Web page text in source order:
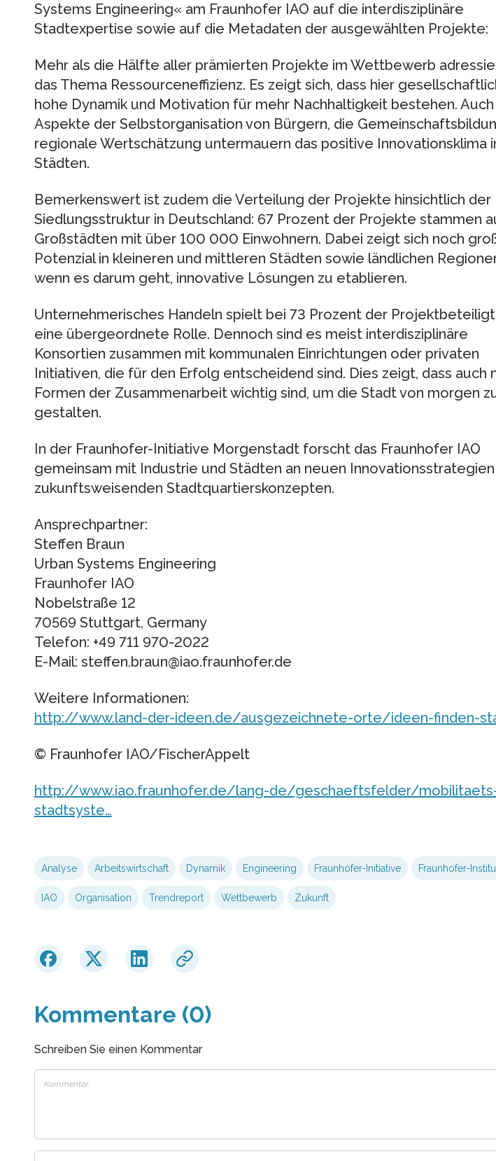
Systems Engineering« am Fraunhofer IAO auf die interdisziplinäre
Stadtexpertise sowie auf die Metadaten der ausgewählten Projekte:
Mehr als die Hälfte aller prämierten Projekte im Wettbewerb
das Thema Ressourceneffizienz. Es zeigt sich, dass hier
hohe Dynamik und Motivation für mehr Nachhaltigkeit bestehen. Auch
Aspekte der Selbstorganisation von Bürgern, die
regionale Wertschätzung untermauern das positive Innovationsklima
Städten.
Bemerkenswert ist zudem die Verteilung der Projekte hinsichtlich der
Siedlungsstruktur in Deutschland: 67 Prozent der Projekte stammen
Großstädten mit über 100 000 Einwohnern. Dabei zeigt sich noch
Potenzial in kleineren und mittleren Städten sowie ländlichen
wenn es darum geht, innovative Lösungen zu etablieren.
Unternehmerisches Handeln spielt bei 73 Prozent der
eine übergeordnete Rolle. Dennoch sind es meist interdisziplinäre
Konsortien zusammen mit kommunalen Einrichtungen oder privaten
Initiativen, die für den Erfolg entscheidend sind. Dies zeigt, dass auch
Formen der Zusammenarbeit wichtig sind, um die Stadt von morgen
gestalten.
In der Fraunhofer-Initiative Morgenstadt forscht das Fraunhofer IAO
gemeinsam mit Industrie und Städten an neuen
zukunftsweisenden Stadtquartierskonzepten.
Ansprechpartner:
Steffen Braun
Urban Systems Engineering
Fraunhofer IAO
Nobelstraße 12
70569 Stuttgart, Germany
Telefon: +49 711 970-2022
E-Mail: steffen.braun@iao.fraunhofer.de
Weitere Informationen:
http://www.land-der-ideen.de/ausgezeichnete-orte/ideen-finden-
© Fraunhofer IAO/FischerAppelt
http://www.iao.fraunhofer.de/lang-de/geschaeftsfelder/
stadtsyste…
Analyse Arbeitswirtschaft Dynamik Engineering Fraunhofer-Initiative Fraunhofer-
IAO Organisation Trendreport Wettbewerb Zukunft
Kommentare (0)
Schreiben Sie einen Kommentar